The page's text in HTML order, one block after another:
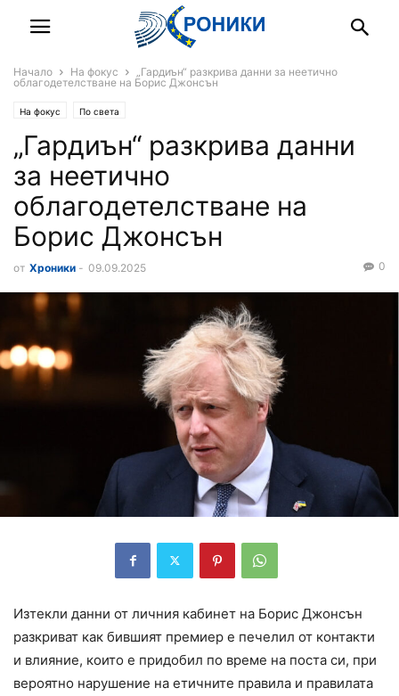
Начало На фокус
„Гардиън“ разкрива данни за неетично
облагодетелстване на Борис Джонсън
На фокус По света
„Гардиън“ разкрива данни
за неетично
облагодетелстване на
Борис Джонсън
от Хроники - 09.09.2025 0
Изтекли данни от личния кабинет на Борис Джонсън
разкриват как бившият премиер е печелил от контакти
и влияние, които е придобил по време на поста си, при
вероятно нарушение на етичните правила и правилата